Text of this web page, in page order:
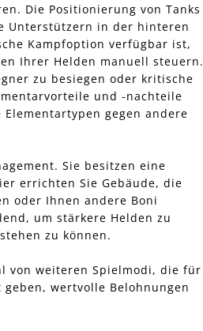
Die Positionierung von Tanks
Unterstützern in der hinteren
Kampfoption verfügbar ist,
Ihrer Helden manuell steuern.
zu besiegen oder kritische
und -nachteile
gegen andere
Sie besitzen eine
errichten Sie Gebäude, die
oder Ihnen andere Boni
um stärkere Helden zu
zu können.
von weiteren Spielmodi, die für
wertvolle Belohnungen